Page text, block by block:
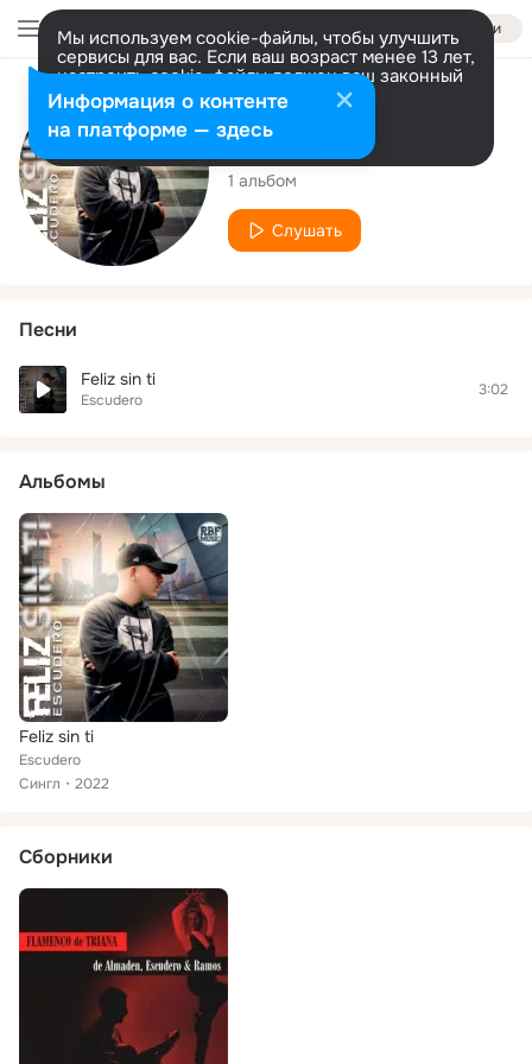
Войти
Мы используем cookie-файлы, чтобы улучшить
сервисы для вас. Если ваш возраст менее 13 лет,
настроить cookie-файлы должен ваш законный
представитель. Больше информации
Разрешить все Настроить
Исполнитель
Escudero
1 альбом
Слушать
Песни
Feliz sin ti
Escudero
3:02
Альбомы
Feliz sin ti
Escudero
Сингл
2022
Сборники
Информация о контенте
на платформе — здесь